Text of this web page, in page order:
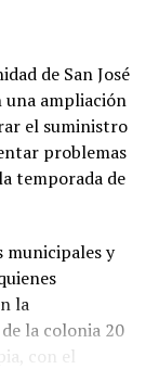
como
públicas con
Manuel
González;
del DIF
y la
Araceli Lira
Moreno,
de San José
una ampliación
el suministro
problemas
temporada de
municipales y
la
la colonia 20
con el